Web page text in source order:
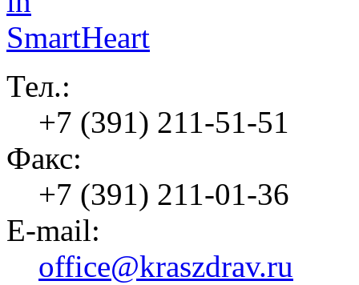
Тел.:
+7 (391) 211-51-51
Факс:
+7 (391) 211-01-36
E-mail:
office@kraszdrav.ru